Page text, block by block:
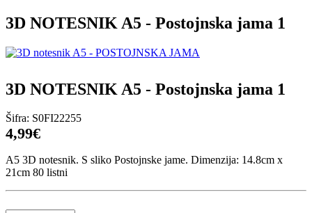
3D NOTESNIK A5 - Postojnska jama 1
3D NOTESNIK A5 - Postojnska jama 1
Šifra: S0FI22255
4,99€
A5 3D notesnik. S sliko Postojnske jame. Dimenzija: 14.8cm x
21cm 80 listni